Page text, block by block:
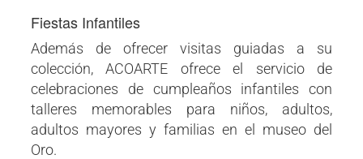
Fiestas Infantiles
Además de ofrecer visitas guiadas a su
colección, ACOARTE ofrece el servicio de
celebraciones de cumpleaños infantiles con
talleres memorables para niños, adultos,
adultos mayores y familias en el museo del
Oro.